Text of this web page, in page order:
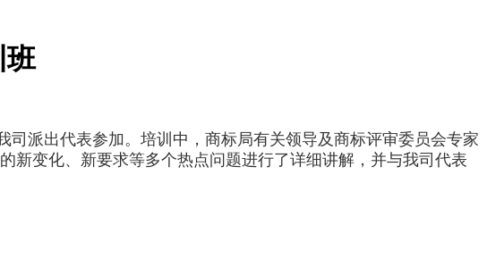
班
司派出代表参加。培训中，商标局有关领导及商标评审委员会专家
新变化、新要求等多个热点问题进行了详细讲解，并与我司代表